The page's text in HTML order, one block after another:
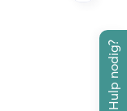
Hulp nodig?